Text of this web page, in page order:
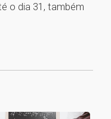
o dia 31, também